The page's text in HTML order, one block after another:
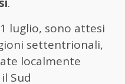
.
luglio, sono attesi
settentrionali,
localmente
Sud